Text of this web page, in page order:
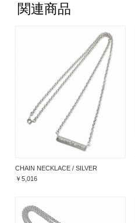
関連商品
CHAIN NECKLACE / SILVER
￥5,016